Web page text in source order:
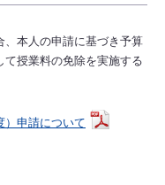
本人の申請に基づき予算
授業料の免除を実施する
）申請について